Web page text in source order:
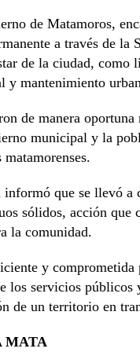
de Matamoros,
a través de la
de la ciudad, como
y mantenimiento
de manera
municipal y la
que se llevó a
sólidos, acción
la comunidad.
y
los servicios
de un territorio en
MATA